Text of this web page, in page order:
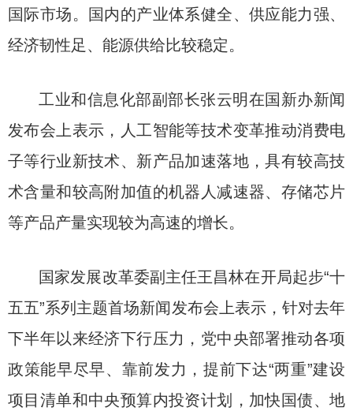
国际市场。国内的产业体系健全、供应能力强、
经济韧性足、能源供给比较稳定。
工业和信息化部副部长张云明在国新办新闻
发布会上表示，人工智能等技术变革推动消费电
子等行业新技术、新产品加速落地，具有较高技
术含量和较高附加值的机器人减速器、存储芯片
等产品产量实现较为高速的增长。
国家发展改革委副主任王昌林在开局起步“十
五五”系列主题首场新闻发布会上表示，针对去年
下半年以来经济下行压力，党中央部署推动各项
政策能早尽早、靠前发力，提前下达“两重”建设
项目清单和中央预算内投资计划，加快国债、地